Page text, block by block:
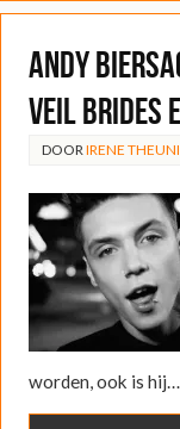
Andy
Veil Brides
DOOR IRENE
worden, ook is hij…